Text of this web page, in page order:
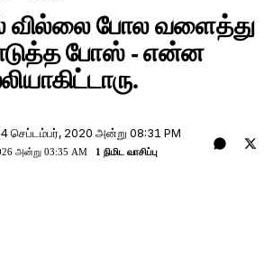
வில்லை போல வளைத்து
போஸ் - என்ன
4 செப்டம்பர், 2020 அன்று 08:31 PM
அன்று 03:35 AM 1 நிமிட வாசிப்பு